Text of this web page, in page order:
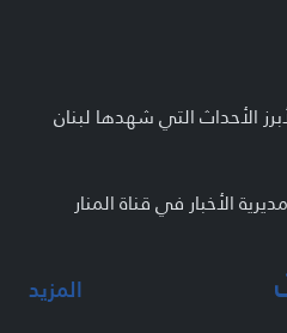
الأحداث التي شهدها لبنان
الأخبار في قناة المنار
المزيد